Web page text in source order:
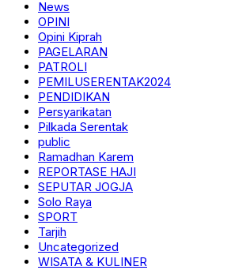
News
OPINI
Opini Kiprah
PAGELARAN
PATROLI
PEMILUSERENTAK2024
PENDIDIKAN
Persyarikatan
Pilkada Serentak
public
Ramadhan Karem
REPORTASE HAJI
SEPUTAR JOGJA
Solo Raya
SPORT
Tarjih
Uncategorized
WISATA & KULINER